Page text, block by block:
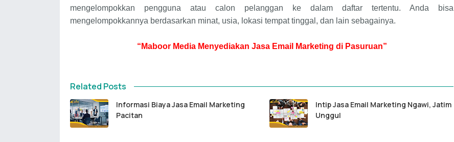
mengelompokkan pengguna atau calon pelanggan ke dalam daftar tertentu. Anda bisa
mengelompokkannya berdasarkan minat, usia, lokasi tempat tinggal, dan lain sebagainya.
“Maboor Media Menyediakan Jasa Email Marketing di Pasuruan”
Related Posts
Informasi Biaya Jasa Email Marketing
Pacitan
Intip Jasa Email Marketing Ngawi, Jatim
Unggul